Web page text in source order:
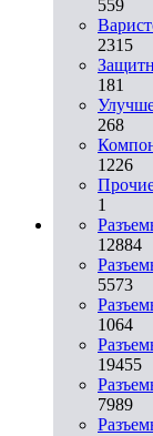
559
2315
181
268
1226
1
12884
5573
1064
19455
7989